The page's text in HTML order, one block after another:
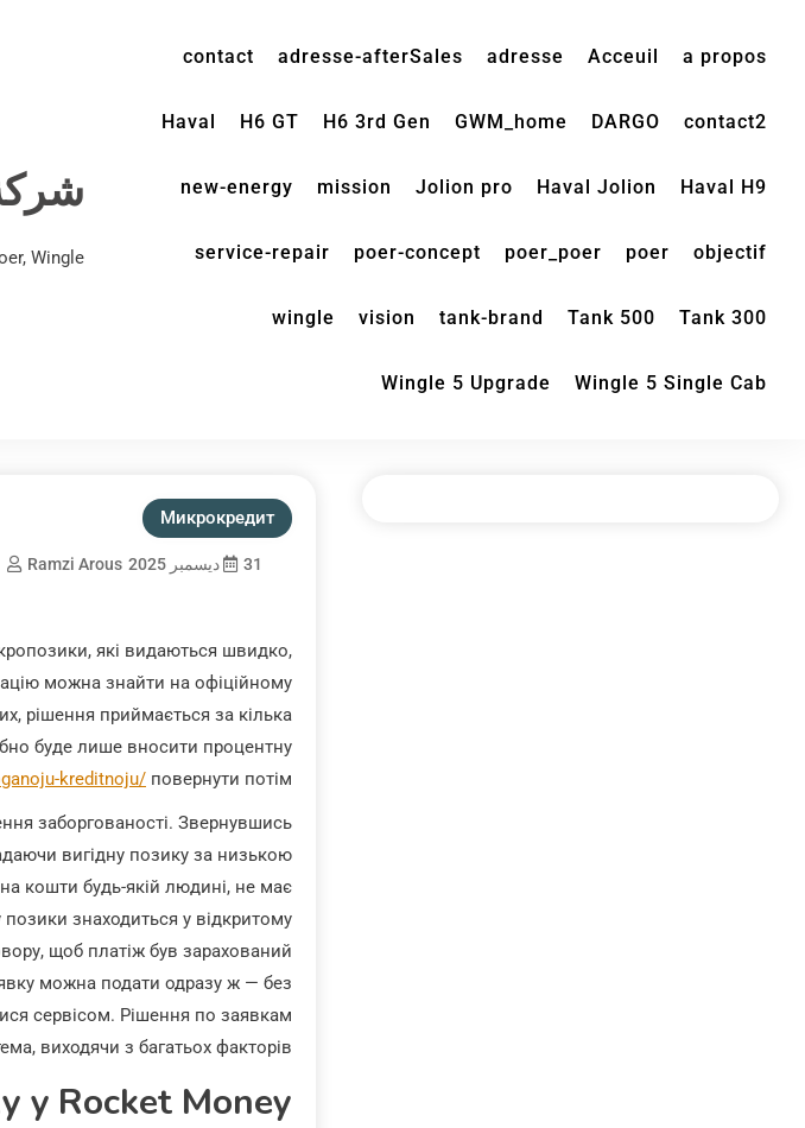
a propos
Acceuil
adresse
adresse-afterSales
contact
contact2
DARGO
GWM_home
H6 3rd Gen
H6 GT
Haval
Haval H9
Haval Jolion
Jolion pro
mission
new-energy
objectif
poer
poer_poer
poer-concept
service-repair
Tank 300
Tank 500
tank-brand
vision
wingle
Wingle 5 Single Cab
Wingle 5 Upgrade
Wingle
Микрокредит
31 ديسمبر 2025 Ramzi Arous
які видаються швидко,
можна знайти на офіційному
рішення приймається за кілька
буде лише вносити процентну
kreditnoju/ повернути потім.
заборгованості. Звернувшись
вигідну позику за низькою
кошти будь-якій людині, не має
знаходиться у відкритому
щоб платіж був зарахований
можна подати одразу ж — без
сервісом. Рішення по заявкам
виходячи з багатьох факторів.
у Rocket Money